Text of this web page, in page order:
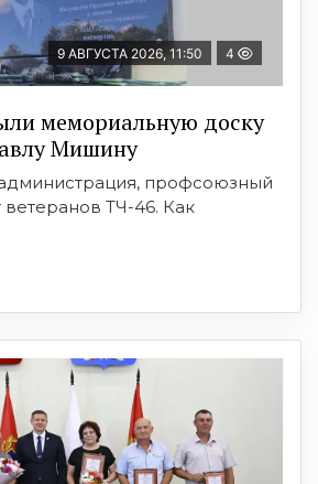
9 АВГУСТА 2026, 11:50 4
мемориальную доску
Мишину
профсоюзный
ветеранов ТЧ-46. Как